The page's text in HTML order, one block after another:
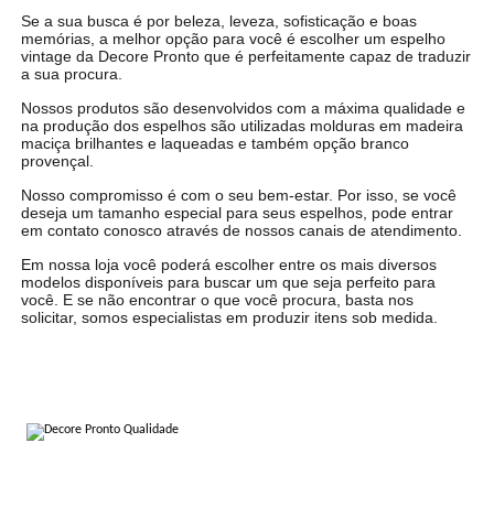
Se a sua busca é por beleza, leveza, sofisticação e boas
memórias, a melhor opção para você é escolher um espelho
vintage da Decore Pronto que é perfeitamente capaz de traduzir
a sua procura.
Nossos produtos são desenvolvidos com a máxima qualidade e
na produção dos espelhos são utilizadas molduras em madeira
maciça brilhantes e laqueadas e também opção branco
provençal.
Nosso compromisso é com o seu bem-estar. Por isso, se você
deseja um tamanho especial para seus espelhos, pode entrar
em contato conosco através de nossos canais de atendimento.
Em nossa loja você poderá escolher entre os mais diversos
modelos disponíveis para buscar um que seja perfeito para
você. E se não encontrar o que você procura, basta nos
solicitar, somos especialistas em produzir itens sob medida.